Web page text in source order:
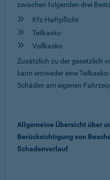
zwischen folgenden drei
Kfz-Haftpflicht
Teilkasko
Vollkasko
Zusätzlich zu der gesetzlich
kann entweder eine
Schäden am eigenen
Allgemeine Übersicht über
Berücksichtigung von
Schadenverlauf